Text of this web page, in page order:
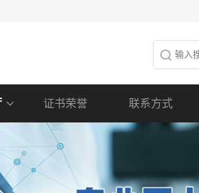
证书荣誉 联系方式